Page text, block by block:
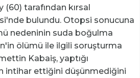
tarafından kırsal
bulundu. Otopsi sonucuna
nedeninin suda boğulma
ölümü ile ilgili soruşturma
Kabaiş, yaptığı
intihar ettiğini düşünmediğini